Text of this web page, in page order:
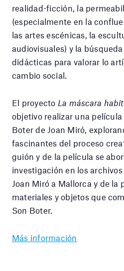
realidad-ficción, la
(especialmente en la
las artes escénicas, la
audiovisuales) y la
didácticas para valorar lo
cambio social.
El proyecto La máscara
objetivo realizar una
Boter de Joan Miró,
fascinantes del proceso
guión y de la película se
investigación en los
Joan Miró a Mallorca y de
materiales y objetos que
Son Boter.
Más información